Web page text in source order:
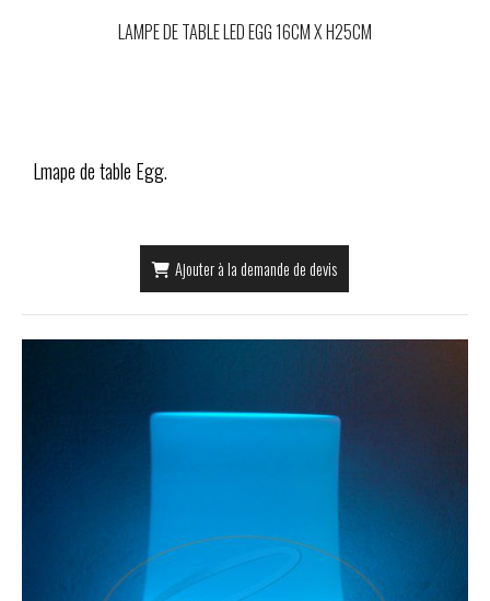
LAMPE DE TABLE LED EGG 16CM X H25CM
Lmape de table Egg.
Ajouter à la demande de devis